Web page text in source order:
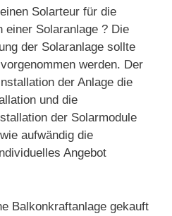
Solarteur für die
einer Solaranlage ? Die
der Solaranlage sollte
werden. Der
der Anlage die
und die
der Solarmodule
aufwändig die
Angebot
Balkonkraftanlage gekauft